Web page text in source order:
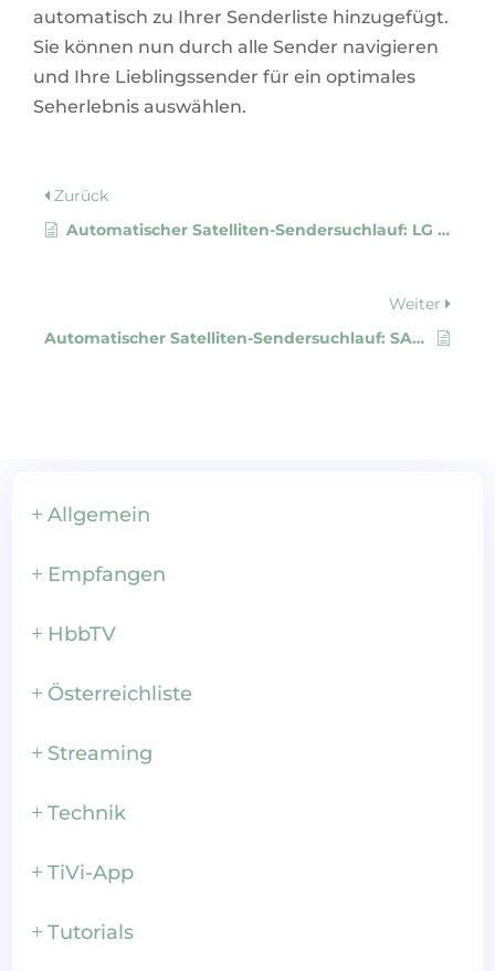
Allgemein
Empfangen
HbbTV
Österreichliste
Streaming
Technik
TiVi-App
Tutorials
automatisch zu Ihrer Senderliste hinzugefügt.
Sie können nun durch alle Sender navigieren
und Ihre Lieblingssender für ein optimales
Seherlebnis auswählen.
Zurück
Automatischer Satelliten-Sendersuchlauf: LG (WebOS 1.0 / bis 2012)
Weiter
Automatischer Satelliten-Sendersuchlauf: SAMSUNG (ab 2017)